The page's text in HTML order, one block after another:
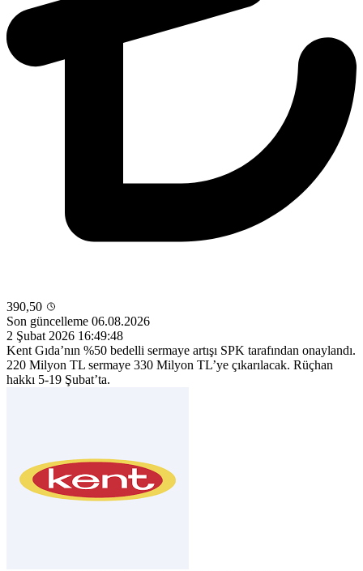
390,50
Son güncelleme 06.08.2026
2 Şubat 2026 16:49:48
Kent Gıda’nın %50 bedelli sermaye artışı SPK tarafından onaylandı.
220 Milyon TL sermaye 330 Milyon TL’ye çıkarılacak. Rüçhan
hakkı 5-19 Şubat’ta.